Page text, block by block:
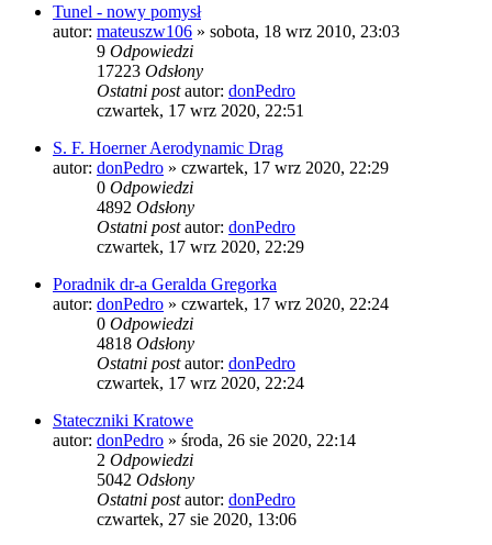
Tunel - nowy pomysł
autor: mateuszw106 » sobota, 18 wrz 2010, 23:03
9 Odpowiedzi
17223 Odsłony
Ostatni postautor: donPedro
czwartek, 17 wrz 2020, 22:51
S. F. Hoerner Aerodynamic Drag
autor: donPedro » czwartek, 17 wrz 2020, 22:29
0 Odpowiedzi
4892 Odsłony
Ostatni postautor: donPedro
czwartek, 17 wrz 2020, 22:29
Poradnik dr-a Geralda Gregorka
autor: donPedro » czwartek, 17 wrz 2020, 22:24
0 Odpowiedzi
4818 Odsłony
Ostatni postautor: donPedro
czwartek, 17 wrz 2020, 22:24
Stateczniki Kratowe
autor: donPedro » środa, 26 sie 2020, 22:14
2 Odpowiedzi
5042 Odsłony
Ostatni postautor: donPedro
czwartek, 27 sie 2020, 13:06